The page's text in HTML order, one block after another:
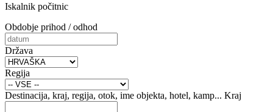
Iskalnik počitnic
Obdobje prihod / odhod
Država
Regija
Destinacija, kraj, regija, otok, ime objekta, hotel, kamp... Kraj